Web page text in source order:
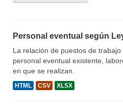
Personal eventual según
La relación de puestos de
personal eventual existente,
en que se realizan.
HTML CSV XLSX